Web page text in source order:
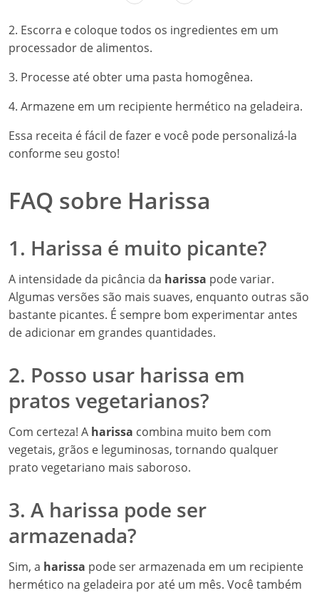
2. Escorra e coloque todos os ingredientes em um
processador de alimentos.
3. Processe até obter uma pasta homogênea.
4. Armazene em um recipiente hermético na geladeira.
Essa receita é fácil de fazer e você pode personalizá-la
conforme seu gosto!
FAQ sobre Harissa
1. Harissa é muito picante?
A intensidade da picância da harissa pode variar.
Algumas versões são mais suaves, enquanto outras são
bastante picantes. É sempre bom experimentar antes
de adicionar em grandes quantidades.
2. Posso usar harissa em
pratos vegetarianos?
Com certeza! A harissa combina muito bem com
vegetais, grãos e leguminosas, tornando qualquer
prato vegetariano mais saboroso.
3. A harissa pode ser
armazenada?
Sim, a harissa pode ser armazenada em um recipiente
hermético na geladeira por até um mês. Você também